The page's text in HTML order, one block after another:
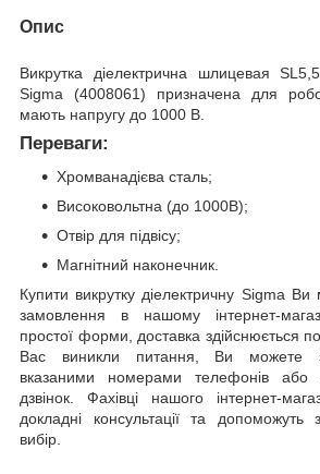
Опис
Викрутка діелектрична шлицевая
Sigma (4008061) призначена для
мають напругу до 1000 В.
Переваги:
Хромванадієва сталь;
Високовольтна (до 1000В);
Отвір для підвісу;
Магнітний наконечник.
Купити викрутку діелектричну Sigma
замовлення в нашому інтернет-
простої форми, доставка здійснюється
Вас виникли питання, Ви можете
вказаними номерами телефонів або
дзвінок. Фахівці нашого інтернет-
докладні консультації та допоможуть
вибір.